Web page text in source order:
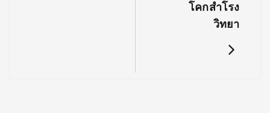
โคกสำโรง
วิทยา